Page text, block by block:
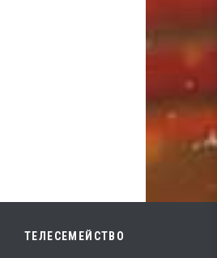
ТЕЛЕСЕМЕЙСТВО